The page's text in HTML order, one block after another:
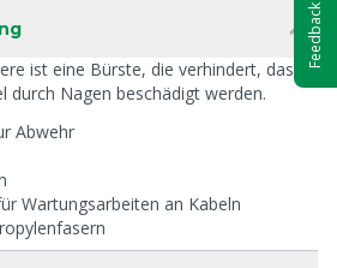
ist eine Bürste, die verhindert, dass
durch Nagen beschädigt werden.
Abwehr
Wartungsarbeiten an Kabeln
Feedback